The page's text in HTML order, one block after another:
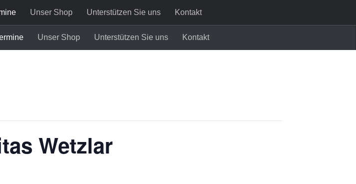
Unser Shop Unterstützen Sie uns Kontakt
Unser Shop Unterstützen Sie uns Kontakt
Wetzlar